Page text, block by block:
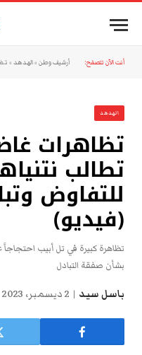
أنت الآن تتصفح: أرشيف وطن »الهدهد »
الهدهد
تظاهرات
تطالب
للتفاوض
(فيديو)
تظاهرة كبيرة في تل أبيب
بشأن صفقة التبادل
باسل سيد 2 ديسمبر، 2023